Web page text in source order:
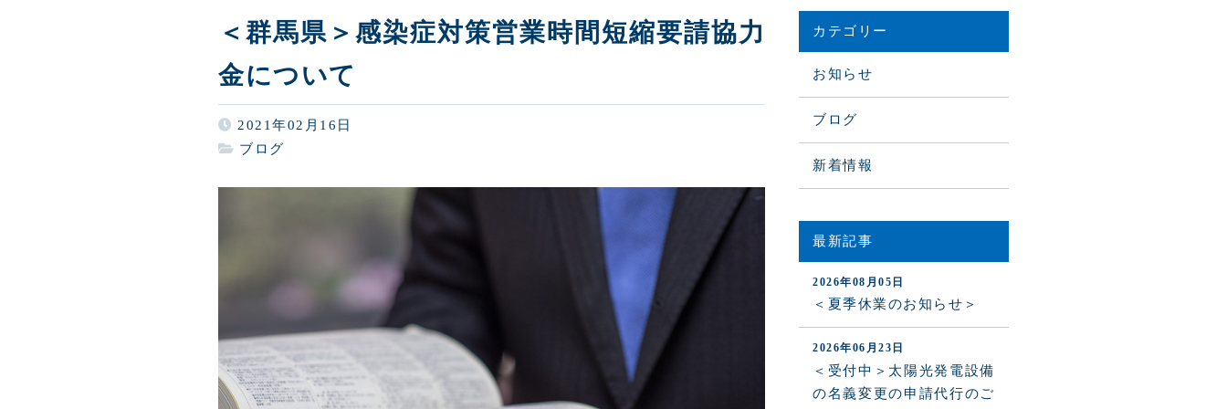
＜群馬県＞感染症対策営業時間短縮要請協力
金について
2021年02月16日
ブログ
カテゴリー
お知らせ
ブログ
新着情報
最新記事
2026年08月05日
＜夏季休業のお知らせ＞
2026年06月23日
＜受付中＞太陽光発電設備
の名義変更の申請代行のご